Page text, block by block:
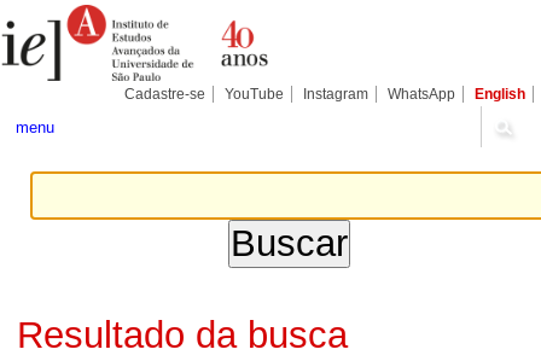
para
conteúdo.
Pessoais
Cadastre-se YouTube Instagram WhatsApp English
menu
Resultado da busca